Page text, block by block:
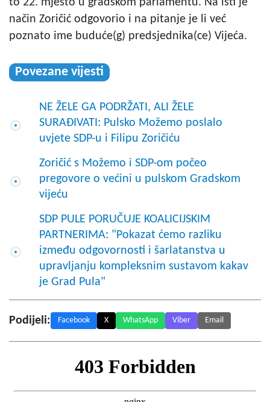
način Zoričić odgovorio i na pitanje je li već
poznato ime buduće(g) predsjednika(ce) Vijeća.
Povezane vijesti
NE ŽELE GA PODRŽATI, ALI ŽELE
SURAĐIVATI: Pulsko Možemo poslalo
uvjete SDP-u i Filipu Zoričiću
Zoričić s Možemo i SDP-om počeo
pregovore o većini u pulskom Gradskom
vijeću
SDP PULE PORUČUJE KOALICIJSKIM
PARTNERIMA: "Pokazat ćemo razliku
između odgovornosti i šarlatanstva u
upravljanju kompleksnim sustavom kakav
je Grad Pula"
Podijeli: Facebook X WhatsApp Viber Email